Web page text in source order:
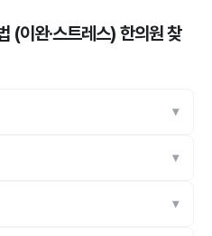
(이완·스트레스) 한의원찾